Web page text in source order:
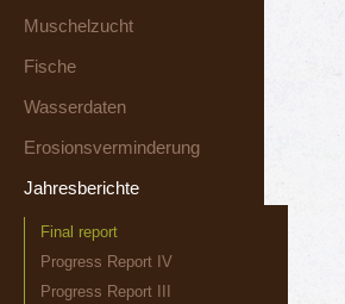
Muschelzucht
Fische
Wasserdaten
Erosionsverminderung
Jahresberichte
Final report
Progress Report IV
Progress Report III